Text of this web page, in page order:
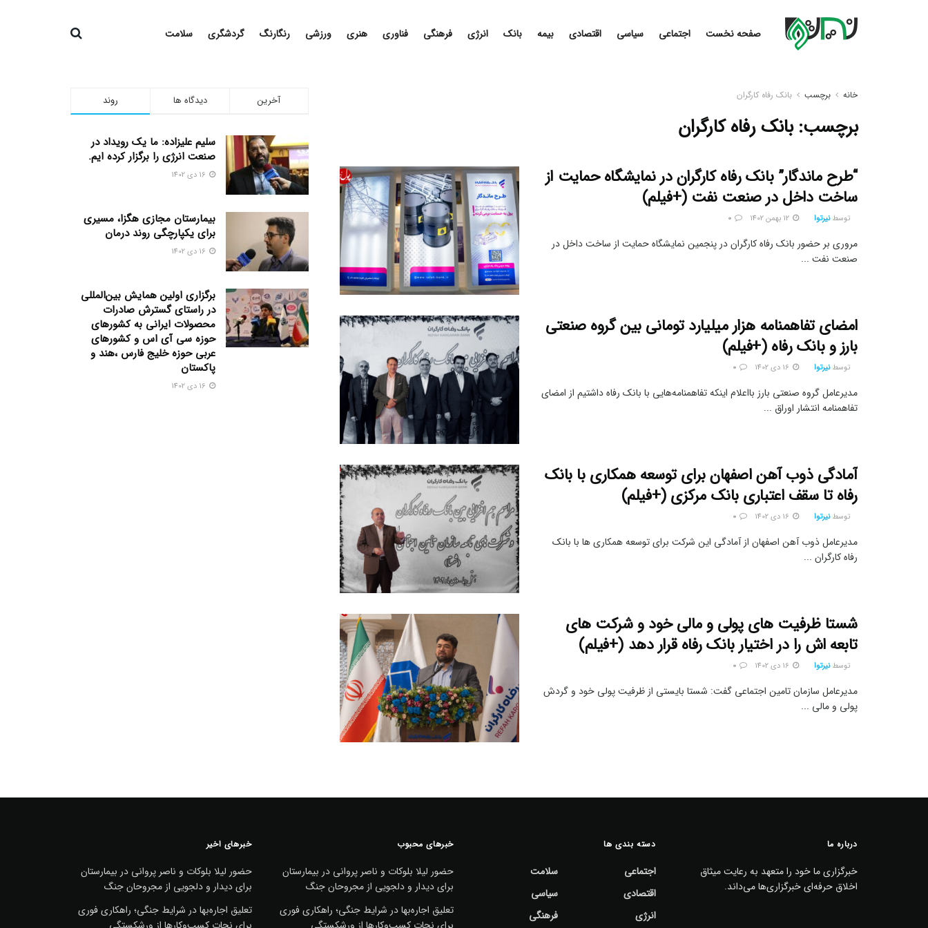
صفحه نخست اجتماعی سیاسی اقتصادی بیمه بانک انرژی فرهنگی فناوری هنری ورزشی رنگارنگ گردشگری سلامت
خانه برچسب بانک رفاه کارگران
برچسب:بانک رفاه کارگران
“طرح ماندگار” بانک رفاه کارگران در نمایشگاه حمایت از
ساخت داخل در صنعت نفت (+فیلم)
توسط نیرتوا
مروری بر حضور بانک رفاه کارگران در پنجمین نمایشگاه حمایت از ساخت داخل در
صنعت نفت ...
امضای تفاهمنامه هزار میلیارد تومانی بین گروه صنعتی
بارز و بانک رفاه (+فیلم)
توسط نیرتوا
مدیرعامل گروه صنعتی بارز بااعلام اینکه تفاهمنامه‌هایی با بانک رفاه داشتیم از امضای
تفاهمنامه انتشار اوراق ...
آمادگی ذوب آهن اصفهان برای توسعه همکاری با بانک
رفاه تا سقف اعتباری بانک مرکزی (+فیلم)
توسط نیرتوا
مدیرعامل ذوب آهن اصفهان از آمادگی این شرکت برای توسعه همکاری ها با بانک
رفاه کارگران ...
شستا ظرفیت های پولی و مالی خود و شرکت های
تابعه اش را در اختیار بانک رفاه قرار دهد (+فیلم)
توسط نیرتوا
مدیرعامل سازمان تامین اجتماعی گفت: شستا بایستی از ظرفیت پولی خود و گردش
پولی و مالی ...
روند دیدگاه ها آخرین
سلیم علیزاده: ما یک رویداد در
صنعت انرژی را برگزار کرده ایم.
بیمارستان مجازی هگزا، مسیری
برای یکپارچگی روند درمان
برگزاری اولین همایش بین‌المللی
در راستای گسترش صادرات
محصولات ایرانی به کشورهای
حوزه سی آی اس و کشورهای
عربی حوزه خلیج فارس ،هند و
پاکستان
درباره ما
خبرگزاری ما خود را متعهد به رعایت میثاق
اخلاق حرفه‌ای خبرگزاری‌ها می‌داند.
دسته بندی ها
اجتماعی
اقتصادی
انرژی
سلامت
سیاسی
فرهنگی
خبرهای محبوب
حضور لیلا بلوکات و ناصر پروانی در بیمارستان
برای دیدار و دلجویی از مجروحان جنگ
تعلیق اجاره‌بها در شرایط جنگی؛ راهکاری فوری
برای نجات کسب‌وکارها از ورشکستگی
خبرهای اخیر
حضور لیلا بلوکات و ناصر پروانی در بیمارستان
برای دیدار و دلجویی از مجروحان جنگ
تعلیق اجاره‌بها در شرایط جنگی؛ راهکاری فوری
برای نجات کسب‌وکارها از ورشکستگی